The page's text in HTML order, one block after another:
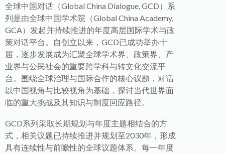
全球中国对话（Global China Dialogue, GCD）系
列是由全球中国学术院（Global China Academy,
GCA）发起并持续推进的年度高层国际学术与政
策对话平台。自创立以来，GCD已成功举办十
届，逐步发展成为汇聚全球学术界、政策界、产
业界与公民社会的重要跨学科与转文化交流平
台。围绕全球治理与国际合作的核心议题，对话
以中国视角与比较视角为基础，探讨当代世界面
临的重大挑战及其知识与制度回应路径。
GCD系列采取长期规划与年度主题相结合的方
式，相关议题已持续推进并规划至2030年，形成
具有连续性与前瞻性的全球议题体系。每一年度